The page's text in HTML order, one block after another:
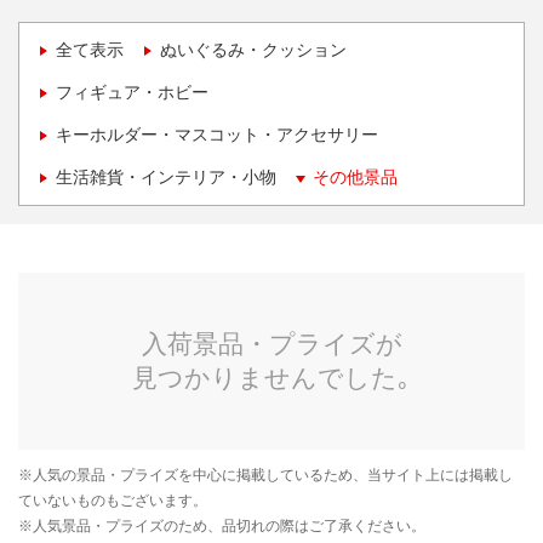
全て表示 ぬいぐるみ・クッション
フィギュア・ホビー
キーホルダー・マスコット・アクセサリー
生活雑貨・インテリア・小物 その他景品